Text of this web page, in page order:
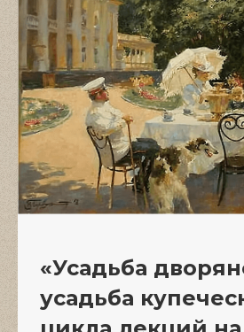
«Усадьба
усадьба